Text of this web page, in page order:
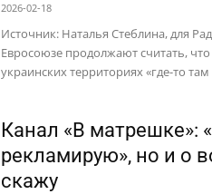
2026-02-18
Источник: Наталья Стеблина, для
Евросоюзе продолжают считать,
украинских территориях «где-то
Канал «В матрешке»:
рекламирую», но и о
скажу